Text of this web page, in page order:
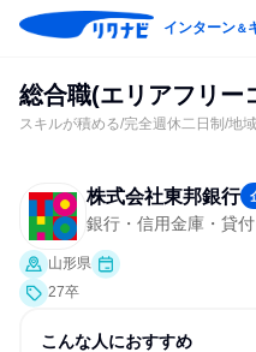
インターン＆
総合職(エリアフリー
スキルが積める/完全週休二日制/地
株式会社東邦銀行
銀行・信用金庫・貸付
山形県
27卒
こんな人におすすめ